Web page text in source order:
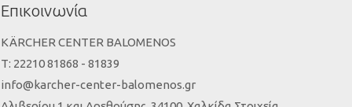
Επικοινωνία
KÄRCHER CENTER BALOMENOS
Τ: 22210 81868 - 81839
info@karcher-center-balomenos.gr